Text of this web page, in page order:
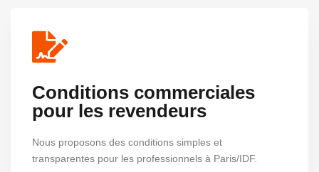
Conditions commerciales
pour les revendeurs
Nous proposons des conditions simples et
transparentes pour les professionnels à Paris/IDF.